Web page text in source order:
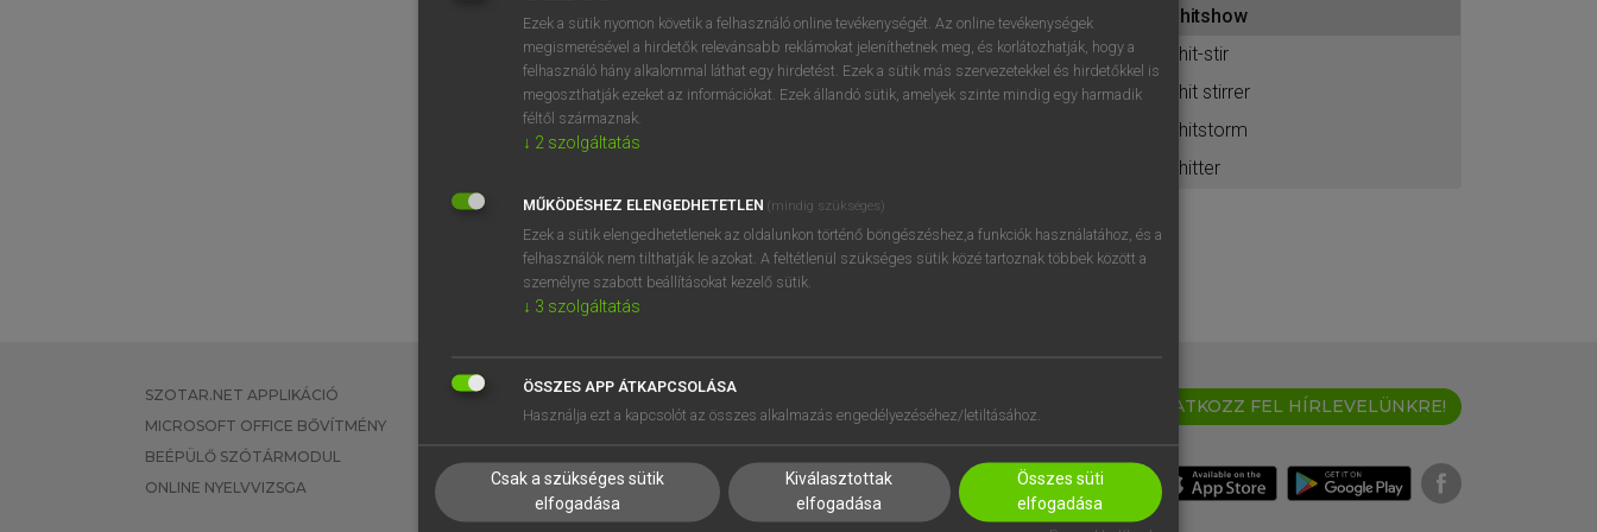
BELÉPÉS
próbaverziójának elindításához
regisztrálok ésbelépek.
REGISZTRÁCIÓ
shitshow
shit-stir
shit stirrer
shitstorm
shitter
SZOTAR.NET APPLIKÁCIÓ
MICROSOFT OFFICE BŐVÍTMÉNY
BEÉPÜLŐ SZÓTÁRMODUL
ONLINE NYELVVIZSGA
EGYÉNI FELHASZNÁLÓKNAK
TANULÓKNAK
VÁLLALATI MEGOLDÁSOK
SÚGÓ
RÓLUNK
SÜTI BEÁLLÍTÁSOK
IRATKOZZ FEL HÍRLEVELÜNKRE!
Ezek a sütik nyomon követik a felhasználó online tevékenységét. Az online tevékenységek
megismerésével a hirdetők relevánsabb reklámokat jeleníthetnek meg, és korlátozhatják, hogy a
felhasználó hány alkalommal láthat egy hirdetést. Ezek a sütik más szervezetekkel és hirdetőkkel is
megoszthatják ezeket az információkat. Ezek állandó sütik, amelyek szinte mindig egy harmadik
féltől származnak.
↓ 2 szolgáltatás
MŰKÖDÉSHEZ ELENGEDHETETLEN (mindig szükséges)
Ezek a sütik elengedhetetlenek az oldalunkon történő böngészéshez,a funkciók használatához, és a
felhasználók nem tilthatják le azokat. A feltétlenül szükséges sütik közé tartoznak többek között a
személyre szabott beállításokat kezelő sütik.
↓ 3 szolgáltatás
ÖSSZES APP ÁTKAPCSOLÁSA
Használja ezt a kapcsolót az összes alkalmazás engedélyezéséhez/letiltásához.
Csak a szükséges sütik
elfogadása
Kiválasztottak
elfogadása
Összes süti
elfogadása